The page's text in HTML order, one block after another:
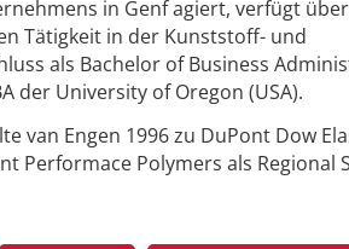
in Genf agiert, verfügt über
Tätigkeit in der Kunststoff- und
als Bachelor of Business
der University of Oregon (USA).
van Engen 1996 zu DuPont Dow
Performace Polymers als Regional